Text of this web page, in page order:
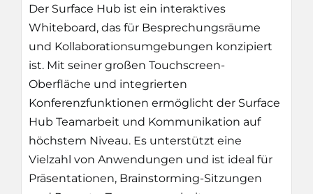
Der Surface Hub ist ein interaktives
Whiteboard, das für Besprechungsräume
und Kollaborationsumgebungen konzipiert
ist. Mit seiner großen Touchscreen-
Oberfläche und integrierten
Konferenzfunktionen ermöglicht der Surface
Hub Teamarbeit und Kommunikation auf
höchstem Niveau. Es unterstützt eine
Vielzahl von Anwendungen und ist ideal für
Präsentationen, Brainstorming-Sitzungen